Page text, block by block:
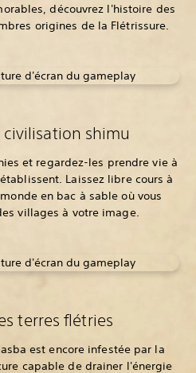
découvrez l'histoire des
origines de la Flétrissure.
civilisation shimu
et regardez-les prendre vie à
Laissez libre cours à
en bac à sable où vous
villages à votre image.
terres flétries
est encore infestée par la
capable de drainer l'énergie